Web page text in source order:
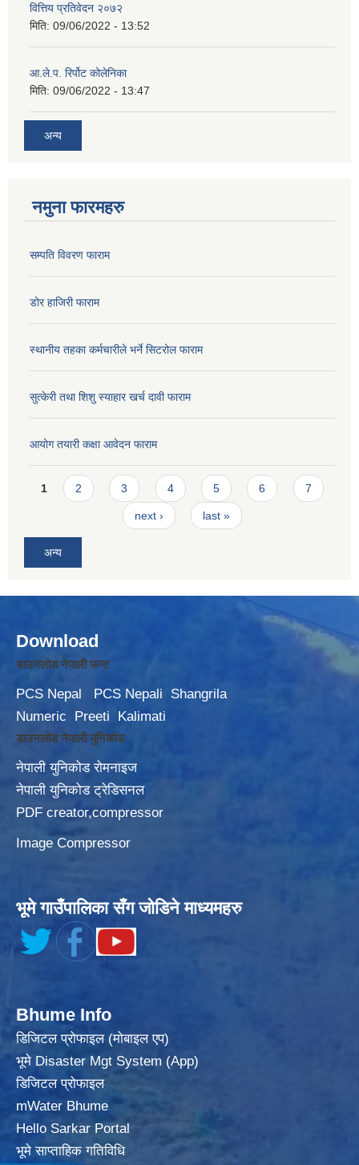
वित्तिय प्रतिवेदन २०७२
मिति: 09/06/2022 - 13:52
आ.ले.प. रिर्पोट कोलेनिका
मिति: 09/06/2022 - 13:47
अन्य
नमुना फारमहरु
सम्पति विवरण फाराम
डोर हाजिरी फाराम
स्थानीय तहका कर्मचारीले भर्ने सिटरोल फाराम
सुत्केरी तथा शिशु स्याहार खर्च दावी फाराम
आयोग तयारी कक्षा आवेदन फाराम
Pages
1 2 3 4 5 6 7
next › last »
अन्य
Download
डाउनलोड नेपाली फन्ट
PCS Nepal PCS Nepali
Shangrila
Numeric
Preeti Kalimati
डाउनलोड नेपाली युनिकोड
नेपाली युनिकोड रोमनाइज
नेपाली युनिकोड ट्रेडिसनल
PDF creator,compressor
Image Compressor
भूमे गाउँपालिका सँग जोडिने माध्यमहरु
Bhume Info
डिजिटल प्रोफाइल (मोबाइल एप)
भूमे Disaster Mgt System (App)
डिजिटल प्रोफाइल
mWater Bhume
Hello Sarkar Portal
भूमे साप्ताहिक गतिविधि